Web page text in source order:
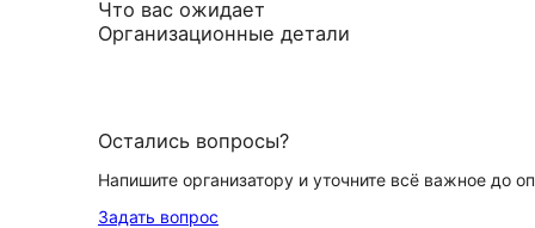
Что вас ожидает
Организационные детали
Остались вопросы?
Напишите организатору и уточните всё важное до
Задать вопрос